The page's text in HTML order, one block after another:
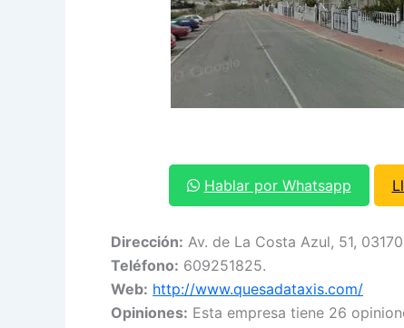
Hablar por Whatsapp
Dirección: Av. de La Costa Azul, 51,
Teléfono: 609251825.
Web: http://www.quesadataxis.com/
Opiniones: Esta empresa tiene 26